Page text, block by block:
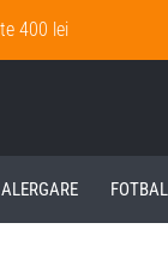
400 lei
ALERGARE FOTBAL